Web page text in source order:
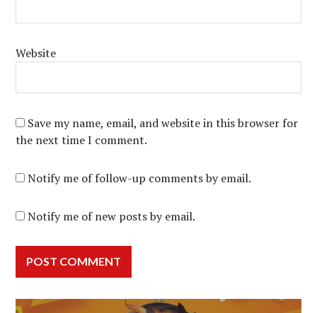
Website
Save my name, email, and website in this browser for
the next time I comment.
Notify me of follow-up comments by email.
Notify me of new posts by email.